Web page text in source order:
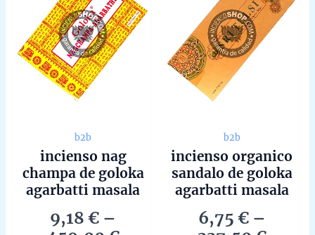
b2b
incienso nag
champa de goloka
agarbatti masala
bangalore en caja
9,18€ –
b2b
incienso organico
sandalo de goloka
agarbatti masala
bangalore en caja
6,75 € –